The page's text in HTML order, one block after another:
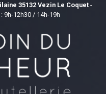
35132 Vezin Le Coquet-
9h-12h30 / 14h-19h